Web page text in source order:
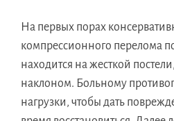
На первых порах
компрессионного перелома
находится на жесткой
наклоном. Больному
нагрузки, чтобы дать